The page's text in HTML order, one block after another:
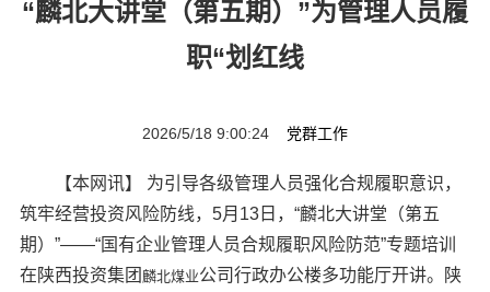
“麟北大讲堂（第五期）”为管理人员履
职“划红线
2026/5/18 9:00:24 党群工作
【本网讯】 为引导各级管理人员强化合规履职意识，
筑牢经营投资风险防线，5月13日，“麟北大讲堂（第五
期）”——“国有企业管理人员合规履职风险防范”专题培训
在陕西投资集团 麟北煤业公司行政办公楼多功能厅开讲。陕